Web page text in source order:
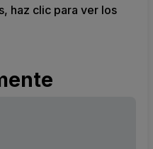
haz clic para ver los